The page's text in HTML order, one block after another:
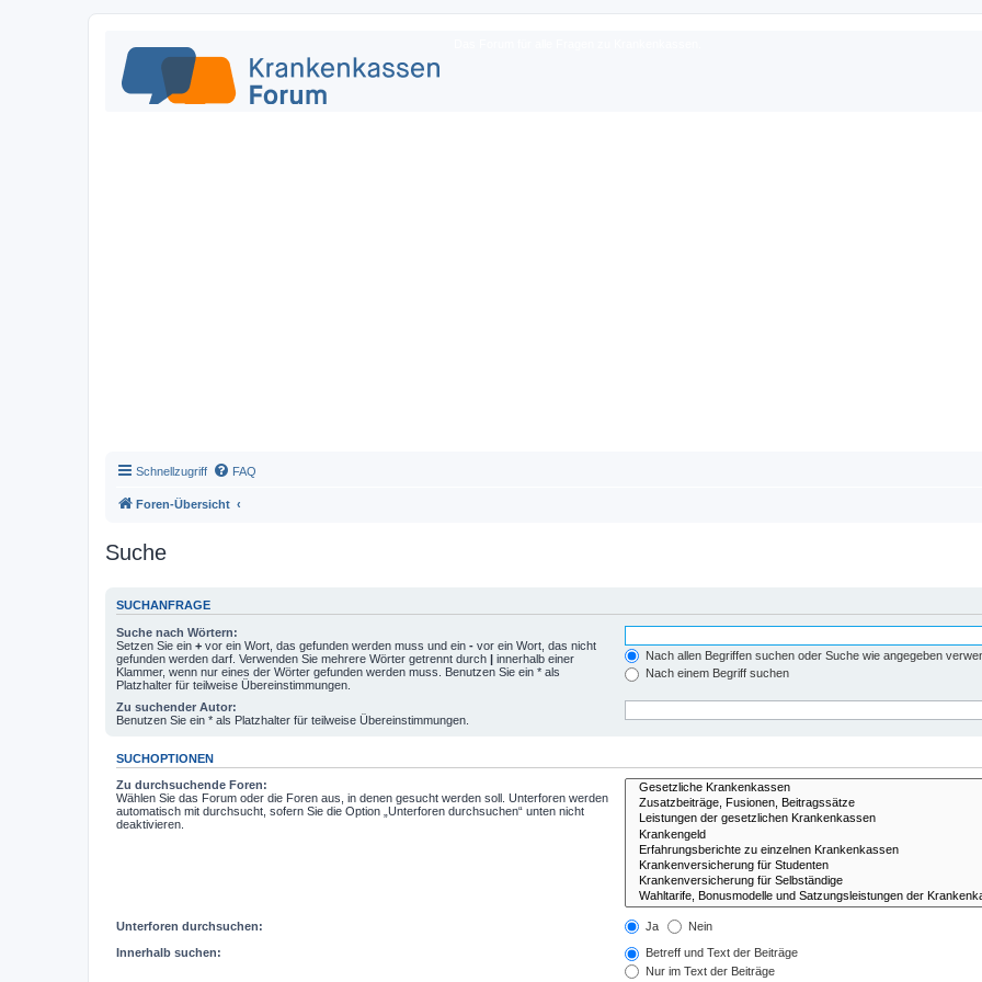
Schnellzugriff FAQ
Foren-Übersicht
Suche
SUCHANFRAGE
Suche nach Wörtern:
Setzen Sie ein + vor ein Wort, das gefunden werden muss und ein - vor ein Wort, das nicht
gefunden werden darf. Verwenden Sie mehrere Wörter getrennt durch | innerhalb einer
Klammer, wenn nur eines der Wörter gefunden werden muss. Benutzen Sie ein * als
Platzhalter für teilweise Übereinstimmungen.
Nach allen Begriffen suchen oder Suche wie angegeben
Nach einem Begriff suchen
Zu suchender Autor:
Benutzen Sie ein * als Platzhalter für teilweise Übereinstimmungen.
SUCHOPTIONEN
Zu durchsuchende Foren:
Wählen Sie das Forum oder die Foren aus, in denen gesucht werden soll. Unterforen werden
automatisch mit durchsucht, sofern Sie die Option „Unterforen durchsuchen“ unten nicht
deaktivieren.
Unterforen durchsuchen: Ja Nein
Innerhalb suchen:
Betreff und Text der Beiträge
Nur im Text der Beiträge